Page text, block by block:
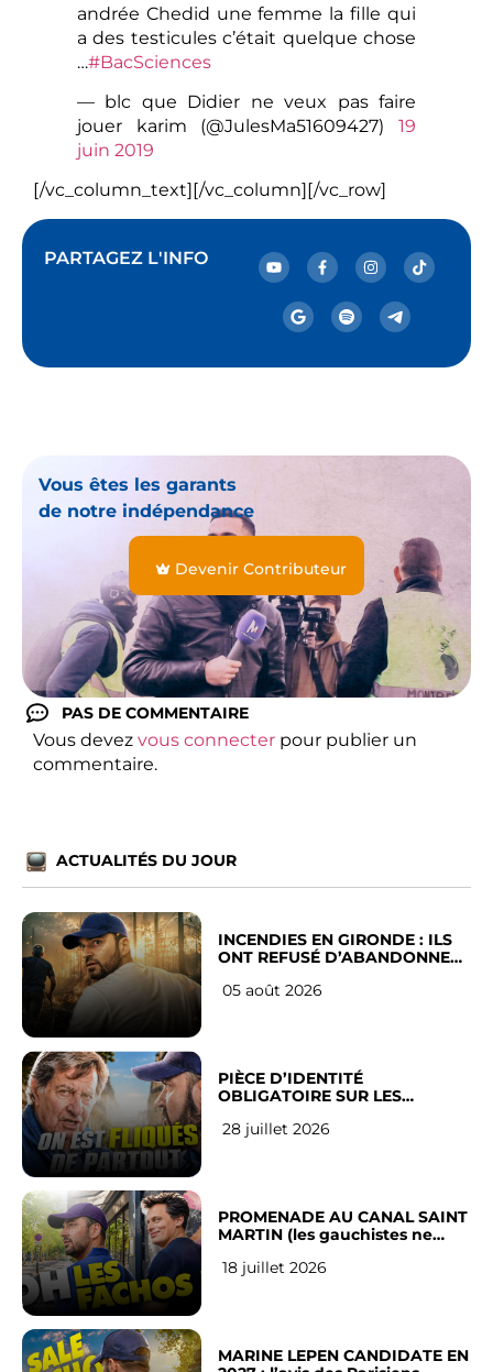
andrée Chedid une femme la fille qui
a des testicules c’était quelque chose
…#BacSciences
— blc que Didier ne veux pas faire
jouer karim (@JulesMa51609427) 19
juin 2019
[/vc_column_text][/vc_column][/vc_row]
PARTAGEZ L'INFO
Vous êtes les garants
de notre indépendance
Devenir Contributeur
PAS DE COMMENTAIRE
Vous devez vous connecter pour publier un
commentaire.
ACTUALITÉS DU JOUR
INCENDIES EN GIRONDE : ILS
ONT REFUSÉ D’ABANDONNER
05 août 2026
PIÈCE D’IDENTITÉ
OBLIGATOIRE SUR LES
Français
28 juillet 2026
PROMENADE AU CANAL SAINT
MARTIN (les gauchistes ne
18 juillet 2026
MARINE LEPEN CANDIDATE EN